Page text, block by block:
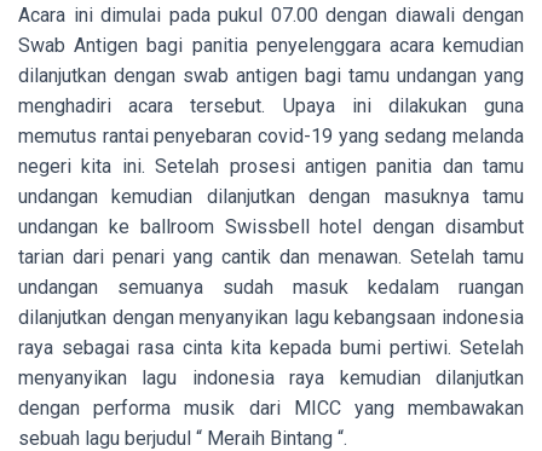
Acara ini dimulai pada pukul 07.00 dengan diawali dengan
Swab Antigen bagi panitia penyelenggara acara kemudian
dilanjutkan dengan swab antigen bagi tamu undangan yang
menghadiri acara tersebut. Upaya ini dilakukan guna
memutus rantai penyebaran covid-19 yang sedang melanda
negeri kita ini. Setelah prosesi antigen panitia dan tamu
undangan kemudian dilanjutkan dengan masuknya tamu
undangan ke ballroom Swissbell hotel dengan disambut
tarian dari penari yang cantik dan menawan. Setelah tamu
undangan semuanya sudah masuk kedalam ruangan
dilanjutkan dengan menyanyikan lagu kebangsaan indonesia
raya sebagai rasa cinta kita kepada bumi pertiwi. Setelah
menyanyikan lagu indonesia raya kemudian dilanjutkan
dengan performa musik dari MICC yang membawakan
sebuah lagu berjudul “ Meraih Bintang “.